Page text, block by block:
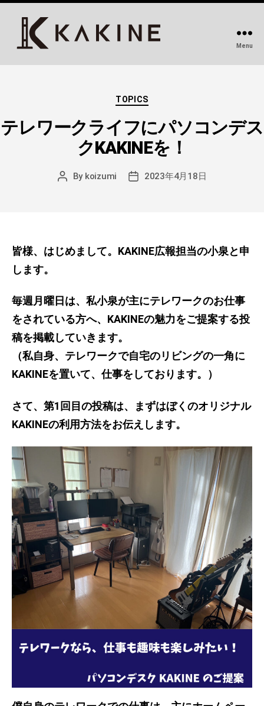
デ
DIY
型
能
フ
レ
ー
ム
Menu
Categories
TOPICS
テレワークライフにパソコンデス
クKAKINEを！
Post
By koizumi
Post2023年4月18日
皆様、はじめまして。KAKINE広報担当の小泉と申
します。
毎週月曜日は、私小泉が主にテレワークのお仕事
をされている方へ、KAKINEの魅力をご提案する投
稿を掲載していきます。
（私自身、テレワークで自宅のリビングの一角に
KAKINEを置いて、仕事をしております。）
さて、第1回目の投稿は、まずはぼくのオリジナル
KAKINEの利用方法をお伝えします。